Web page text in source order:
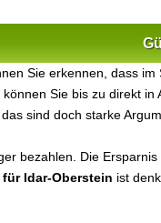
Sie erkennen, dass
Sie bis zu direkt in
sind doch starke
bezahlen. Die
Idar-Oberstein ist